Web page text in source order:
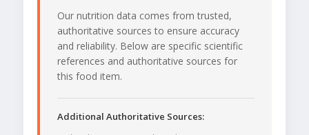
Our nutrition data comes from trusted,
authoritative sources to ensure accuracy
and reliability. Below are specific scientific
references and authoritative sources for
this food item.
Additional Authoritative Sources: